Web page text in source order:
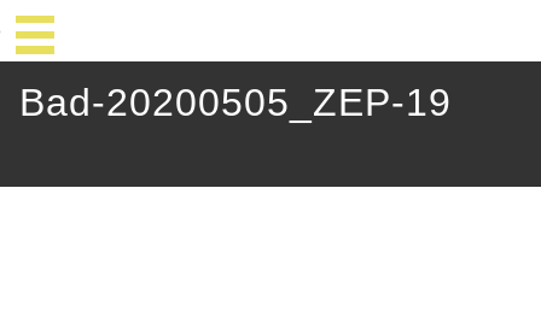
Bad-20200505_ZEP-19